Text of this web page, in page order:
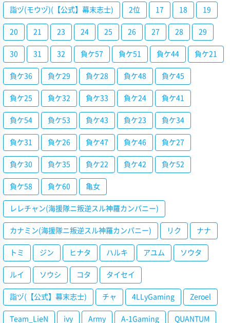
詣ヅ(モウヅ)(【公式】幕末志士) 2位 17 18 19
20 21 23 24 25 26 27 28 29
30 31 32 負ケ57 負ケ51 負ケ44 負ケ21
負ケ36 負ケ29 負ケ28 負ケ48 負ケ45
負ケ25 負ケ32 負ケ33 負ケ24 負ケ41
負ケ54 負ケ53 負ケ43 負ケ23 負ケ34
負ケ31 負ケ26 負ケ47 負ケ46 負ケ27
負ケ30 負ケ35 負ケ22 負ケ42 負ケ52
負ケ58 負ケ60 亀女
レレチャン(海援隊ニ叛逆スル神羅カンパニー)
カナミン(海援隊ニ叛逆スル神羅カンパニー) リク ナナ
トミ ジン ヒナタ ハルキ アユム ソウタ
ルイ ソウシ コタ タイセイ
詣ヅ(【公式】幕末志士) チャ 4LLyGaming Zeroel
Team_LieN ivy Army A-1Gaming QUANTUM